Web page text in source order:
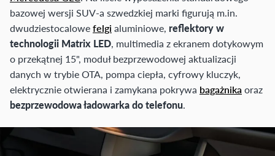
bazowej wersji SUV-a szwedzkiej marki figurują m.in.
dwudziestocalowefelgi aluminiowe, reflektory w
technologii Matrix LED, multimedia z ekranem dotykowym
o przekątnej 15", moduł bezprzewodowej aktualizacji
danych w trybie OTA, pompa ciepła, cyfrowy kluczyk,
elektrycznie otwierana i zamykana pokrywa bagażnika oraz
bezprzewodowa ładowarka do telefonu.